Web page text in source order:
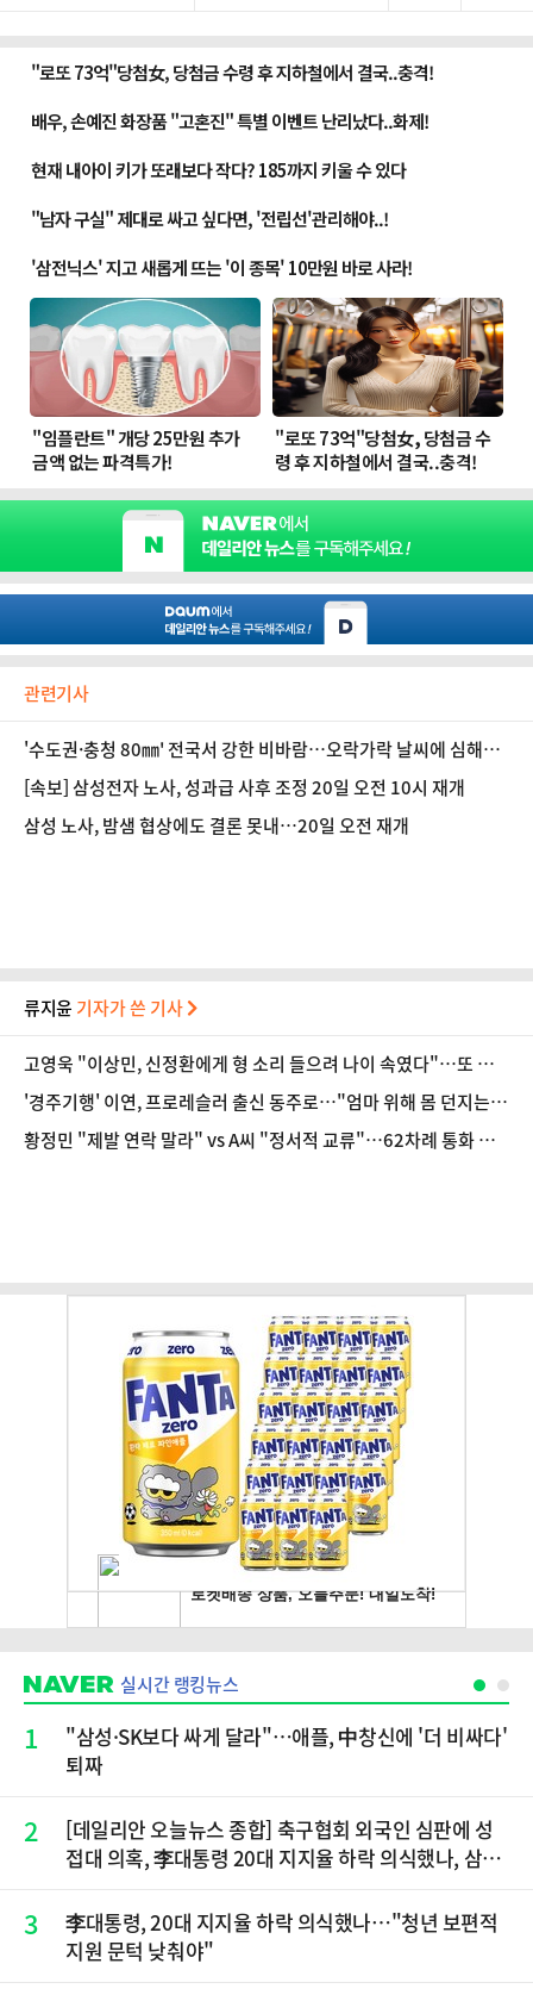
관련기사
'수도권·충청 80㎜' 전국서 강한 비바람…오락가락 날씨에 심해지
는 '이 증상', 이겨내려면 [오늘 날씨]
[속보] 삼성전자 노사, 성과급 사후 조정 20일 오전 10시 재개
삼성 노사, 밤샘 협상에도 결론 못내…20일 오전 재개
류지윤 기자가 쓴 기사
고영욱 "이상민, 신정환에게 형 소리 들으려 나이 속였다"…또 연
예인 저격
'경주기행' 이연, 프로레슬러 출신 동주로…"엄마 위해 몸 던지는
셋째 딸"
황정민 "제발 연락 말라" vs A씨 "정서적 교류"…62차례 통화 공
실시간 랭킹뉴스
1
"삼성·SK보다 싸게 달라"…애플, 中창신에 '더 비싸다'
퇴짜
2
[데일리안 오늘뉴스 종합] 축구협회 외국인 심판에 성
접대 의혹, 李대통령 20대 지지율 하락 의식했나, 삼전
재점화, 김민석 "과반 승리 가능성 99%" 등
3
李대통령, 20대 지지율 하락 의식했나…"청년 보편적
지원 문턱 낮춰야"